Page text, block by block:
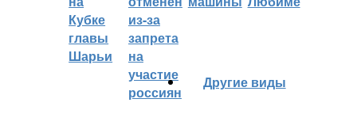
Кубке
главы
Шарьи
из-за
запрета
на
участие
россиян
Другие виды